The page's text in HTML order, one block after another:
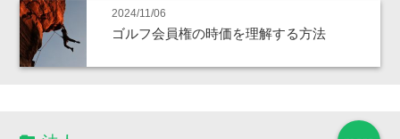
2024/11/06
ゴルフ会員権の時価を理解する方法